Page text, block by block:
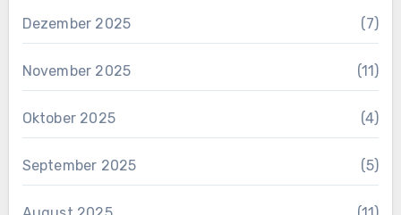
Dezember 2025 (7)
November 2025 (11)
Oktober 2025 (4)
September 2025 (5)